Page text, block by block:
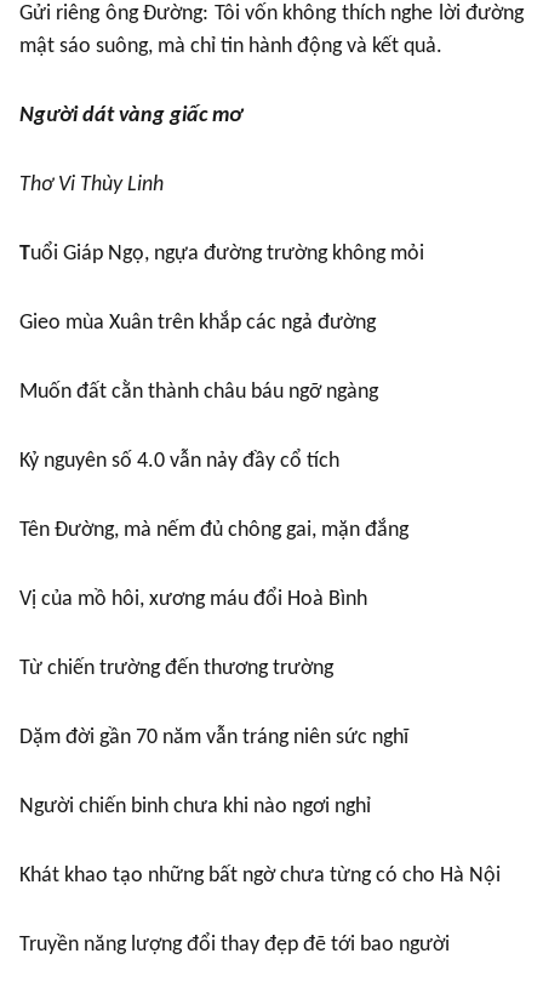
Gửi riêng ông Đường: Tôi vốn không thích nghe lời đường
mật sáo suông, mà chỉ tin hành động và kết quả.
Người dát vàng giấc mơ
Thơ Vi Thùy Linh
Tuổi Giáp Ngọ, ngựa đường trường không mỏi
Gieo mùa Xuân trên khắp các ngả đường
Muốn đất cằn thành châu báu ngỡ ngàng
Kỷ nguyên số 4.0 vẫn nảy đầy cổ tích
Tên Đường, mà nếm đủ chông gai, mặn đắng
Vị của mồ hôi, xương máu đổi Hoà Bình
Từ chiến trường đến thương trường
Dặm đời gần 70 năm vẫn tráng niên sức nghĩ
Người chiến binh chưa khi nào ngơi nghỉ
Khát khao tạo những bất ngờ chưa từng có cho Hà Nội
Truyền năng lượng đổi thay đẹp đẽ tới bao người